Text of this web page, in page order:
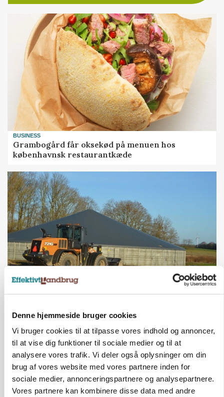
Denne hjemmeside bruger cookies
Vi bruger cookies til at tilpasse vores indhold og annoncer,
til at vise dig funktioner til sociale medier og til at
analysere vores trafik. Vi deler også oplysninger om din
brug af vores website med vores partnere inden for
sociale medier, annonceringspartnere og analysepartnere.
Vores partnere kan kombinere disse data med andre
BUSINESS
Grambogård får oksekød på menuen hos
københavnsk restaurantkæde
KVÆG
klar til 2027?